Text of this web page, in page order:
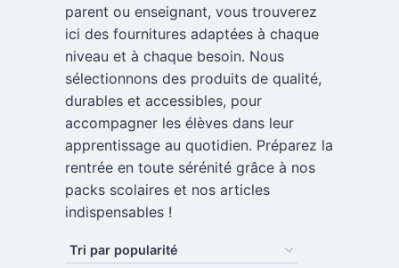
parent ou enseignant, vous trouverez
ici des fournitures adaptées à chaque
niveau et à chaque besoin. Nous
sélectionnons des produits de qualité,
durables et accessibles, pour
accompagner les élèves dans leur
apprentissage au quotidien. Préparez la
rentrée en toute sérénité grâce à nos
packs scolaires et nos articles
indispensables !